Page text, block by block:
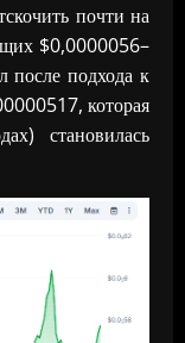
почти на
$0,0000056–
после подхода к
которая
становилась